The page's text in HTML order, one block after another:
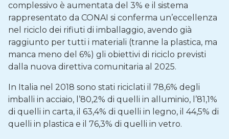
complessivo è aumentata del 3% e il sistema
rappresentato da CONAI si conferma un’eccellenza
nel riciclo dei rifiuti di imballaggio, avendo già
raggiunto per tutti i materiali (tranne la plastica, ma
manca meno del 6%) gli obiettivi di riciclo previsti
dalla nuova direttiva comunitaria al 2025.
In Italia nel 2018 sono stati riciclati il 78,6% degli
imballi in acciaio, l’80,2% di quelli in alluminio, l’81,1%
di quelli in carta, il 63,4% di quelli in legno, il 44,5% di
quelli in plastica e il 76,3% di quelli in vetro.